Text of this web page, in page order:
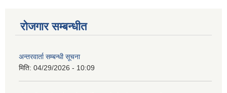
रोजगार सम्बन्धीत
अन्तरवार्ता सम्बन्धी सूचना
मिति: 04/29/2026 - 10:09